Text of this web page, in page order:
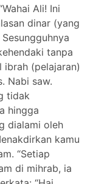
Ali! Ini
dinar (yang
tanpa
ibrah (pelajaran)
Nabi saw.
tidak
hingga
dialami oleh
kamu
“Setiap
di mihrab, ia